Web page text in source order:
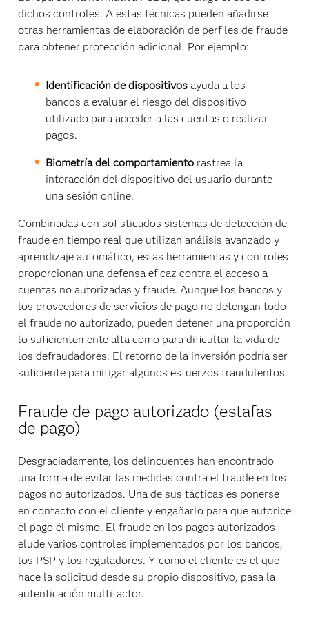
dichos controles. A estas técnicas pueden añadirse
otras herramientas de elaboración de perfiles de fraude
para obtener protección adicional. Por ejemplo:
Identificación de dispositivosayuda a los
bancos a evaluar el riesgo del dispositivo
utilizado para acceder a las cuentas o realizar
pagos.
Biometría del comportamientorastrea la
interacción del dispositivo del usuario durante
una sesión online.
Combinadas con sofisticados sistemas de detección de
fraude en tiempo real que utilizan análisis avanzado y
aprendizaje automático, estas herramientas y controles
proporcionan una defensa eficaz contra el acceso a
cuentas no autorizadas y fraude. Aunque los bancos y
los proveedores de servicios de pago no detengan todo
el fraude no autorizado, pueden detener una proporción
lo suficientemente alta como para dificultar la vida de
los defraudadores. El retorno de la inversión podría ser
suficiente para mitigar algunos esfuerzos fraudulentos.
Fraude de pago autorizado (estafas
de pago)
Desgraciadamente, los delincuentes han encontrado
una forma de evitar las medidas contra el fraude en los
pagos no autorizados. Una de sus tácticas es ponerse
en contacto con el cliente y engañarlo para que autorice
el pago él mismo. El fraude en los pagos autorizados
elude varios controles implementados por los bancos,
los PSP y los reguladores. Y como el cliente es el que
hace la solicitud desde su propio dispositivo, pasa la
autenticación multifactor.